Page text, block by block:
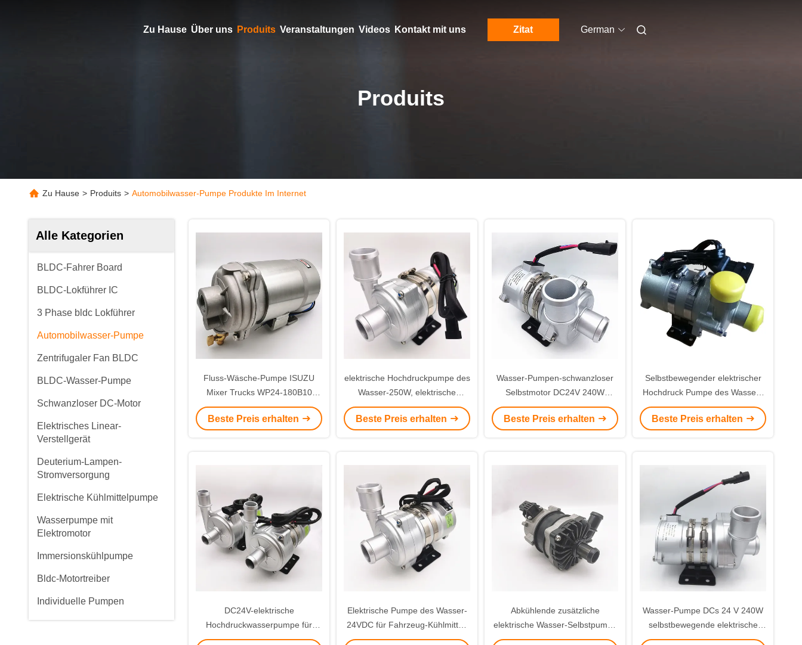
Zu Hause Über uns Produits Veranstaltungen Videos Kontakt mit uns Zitat German
Produits
Zu Hause > Produits > Automobilwasser-Pumpe Produkte Im Internet
Alle Kategorien
BLDC-Fahrer Board
BLDC-Lokführer IC
3 Phase bldc Lokführer
Automobilwasser-Pumpe
Zentrifugaler Fan BLDC
BLDC-Wasser-Pumpe
Schwanzloser DC-Motor
Elektrisches Linear-
Verstellgerät
Deuterium-Lampen-
Stromversorgung
Elektrische Kühlmittelpumpe
Wasserpumpe mit
Elektromotor
Immersionskühlpumpe
Bldc-Motortreiber
Individuelle Pumpen
Fluss-Wäsche-Pumpe ISUZU
Mixer Trucks WP24-180B10
hohe
Beste Preis erhalten
elektrische Hochdruckpumpe des
Wasser-250W, elektrische
Wasser-Förderpumpe für
elektrischen Bus der elektrischen
Beste Preis erhalten
Wasser-Pumpen-schwanzloser
Selbstmotor DC24V 240W
elektrischer mit PWM-Steuerung
Beste Preis erhalten
Selbstbewegender elektrischer
Hochdruck Pumpe des Wassers
24VDC mit PWM-Steuerung
Beste Preis erhalten
DC24V-elektrische
Hochdruckwasserpumpe für
elektrischen Bus, elektrischen
Elektrische Pumpe des Wasser-
24VDC für Fahrzeug-Kühlmittel-
Zirkulation BEV Buss/PHEV
Abkühlende zusätzliche
elektrische Wasser-Selbstpumpe
12/24VDC 80W mit PWM-
Wasser-Pumpe DCs 24 V 240W
selbstbewegende elektrische
schwanzlose Bewegungsmit